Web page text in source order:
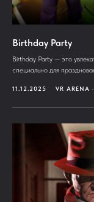
Birthday Party
Birthday Party — это
специально для
11.12.2025 VR ARENA